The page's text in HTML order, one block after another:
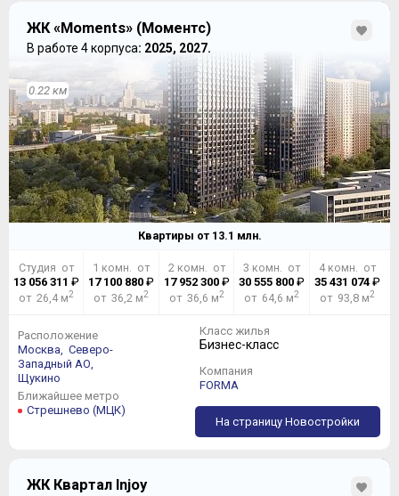
ЖК «Moments» (Моментс)
В работе 4 корпуса: 2025, 2027.
0.22 км
Квартиры от 13.1 млн.
Студия от
13 056 311 ₽
от 26,4 м2
1 комн. от
17 100 880 ₽
от 36,2 м2
2 комн. от
17 952 300₽
от 36,6 м2
3 комн. от
30 555 800 ₽
от 64,6 м2
4 комн. от
35 431 074₽
от 93,8 м2
Расположение
Москва,
Северо-
Западный АО,
Щукино
Ближайшее метро
Стрешнево (МЦК)
Класс жилья
Бизнес-класс
Компания
FORMA
На страницу Новостройки
ЖК Квартал Injoy